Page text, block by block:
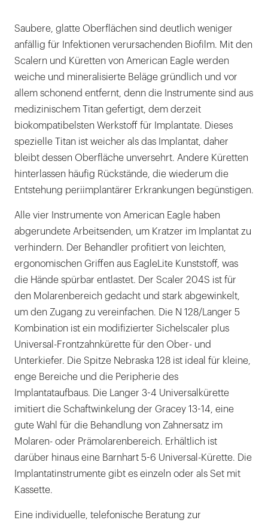
Saubere, glatte Oberflächen sind deutlich weniger
anfällig für Infektionen verursachenden Biofilm. Mit den
Scalern und Küretten von American Eagle werden
weiche und mineralisierte Beläge gründlich und vor
allem schonend entfernt, denn die Instrumente sind aus
medizinischem Titan gefertigt, dem derzeit
biokompatibelsten Werkstoff für Implantate. Dieses
spezielle Titan ist weicher als das Implantat, daher
bleibt dessen Oberfläche unversehrt. Andere Küretten
hinterlassen häufig Rückstände, die wiederum die
Entstehung periimplantärer Erkrankungen begünstigen.
Alle vier Instrumente von American Eagle haben
abgerundete Arbeitsenden, um Kratzer im Implantat zu
verhindern. Der Behandler profitiert von leichten,
ergonomischen Griffen aus EagleLite Kunststoff, was
die Hände spürbar entlastet. Der Scaler 204S ist für
den Molarenbereich gedacht und stark abgewinkelt,
um den Zugang zu vereinfachen. Die N 128/Langer 5
Kombination ist ein modifizierter Sichelscaler plus
Universal-Frontzahnkürette für den Ober- und
Unterkiefer. Die Spitze Nebraska 128 ist ideal für kleine,
enge Bereiche und die Peripherie des
Implantataufbaus. Die Langer 3-4 Universalkürette
imitiert die Schaftwinkelung der Gracey 13-14, eine
gute Wahl für die Behandlung von Zahnersatz im
Molaren- oder Prämolarenbereich. Erhältlich ist
darüber hinaus eine Barnhart 5-6 Universal-Kürette. Die
Implantatinstrumente gibt es einzeln oder als Set mit
Kassette.
Eine individuelle, telefonische Beratung zur